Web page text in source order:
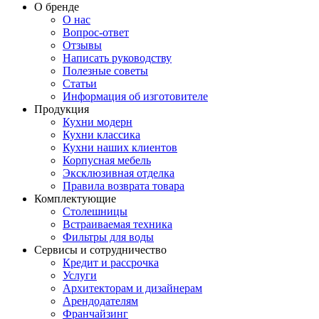
О бренде
О нас
Вопрос-ответ
Отзывы
Написать руководству
Полезные советы
Статьи
Информация об изготовителе
Продукция
Кухни модерн
Кухни классика
Кухни наших клиентов
Корпусная мебель
Эксклюзивная отделка
Правила возврата товара
Комплектующие
Столешницы
Встраиваемая техника
Фильтры для воды
Сервисы и сотрудничество
Кредит и рассрочка
Услуги
Архитекторам и дизайнерам
Арендодателям
Франчайзинг